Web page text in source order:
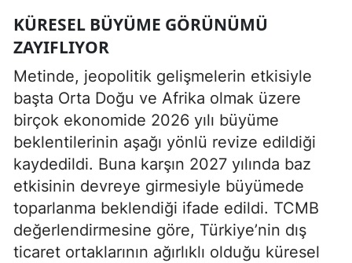
KÜRESEL BÜYÜME GÖRÜNÜMÜ
ZAYIFLIYOR
Metinde, jeopolitik gelişmelerin etkisiyle
başta Orta Doğu ve Afrika olmak üzere
birçok ekonomide 2026 yılı büyüme
beklentilerinin aşağı yönlü revize edildiği
kaydedildi. Buna karşın 2027 yılında baz
etkisinin devreye girmesiyle büyümede
toparlanma beklendiği ifade edildi. TCMB
değerlendirmesine göre, Türkiye’nin dış
ticaret ortaklarının ağırlıklı olduğu küresel